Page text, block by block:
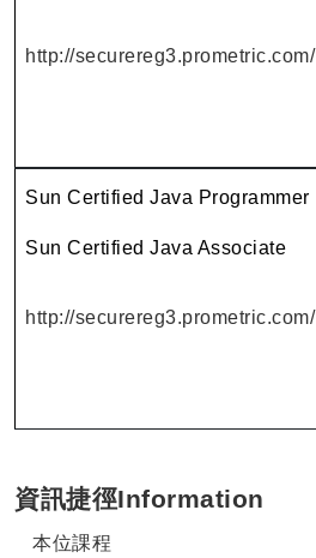
資訊捷徑Information
本位課程
http://securereg3.prometric.com/
Sun Certified Java Programmer
Sun Certified Java Associate
http://securereg3.prometric.com/